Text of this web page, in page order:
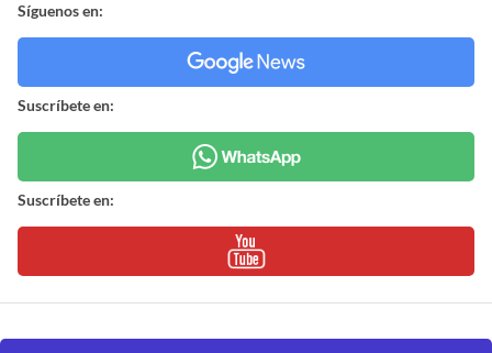
Síguenos en:
Suscríbete en:
Suscríbete en: